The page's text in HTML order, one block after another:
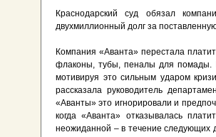
Краснодарский суд обязал
двухмиллионный долг за
Компания «Аванта» перестала
флаконы, тубы, пеналы для помады.
мотивируя это сильным ударом
рассказала руководитель
«Аванты» это игнорировали и
когда «Аванта» отказывалась
неожиданной – в течение следующих